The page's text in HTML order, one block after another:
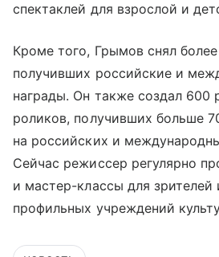
спектаклей для взрослой и
Кроме того, Грымов снял
получивших российские и
награды. Он также создал 600
роликов, получивших больше
на российских и
Сейчас режиссер регулярно
и мастер-классы для зрителей
профильных учреждений